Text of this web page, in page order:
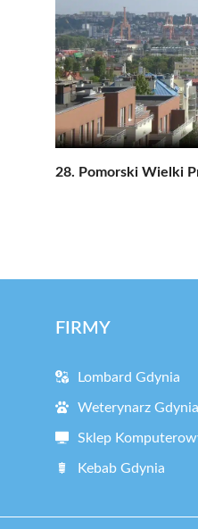
28. Pomorski Wielki
FIRMY
Lombard Gdynia
Weterynarz Gdynia
Sklep
Kebab Gdynia